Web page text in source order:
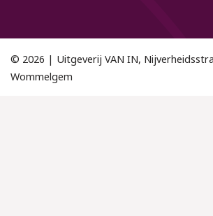
© 2026 | Uitgeverij VAN IN,
Wommelgem